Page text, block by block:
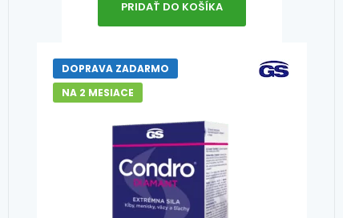
PRIDAŤ DO KOŠÍKA
DOPRAVA ZADARMO
NA 2 MESIACE